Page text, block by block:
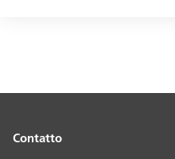
Contatto